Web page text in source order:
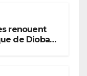
renouent
de Diobaye